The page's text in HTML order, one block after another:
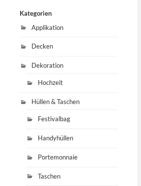
Kategorien
Applikation
Decken
Dekoration
Hochzeit
Hüllen & Taschen
Festivalbag
Handyhüllen
Portemonnaie
Taschen